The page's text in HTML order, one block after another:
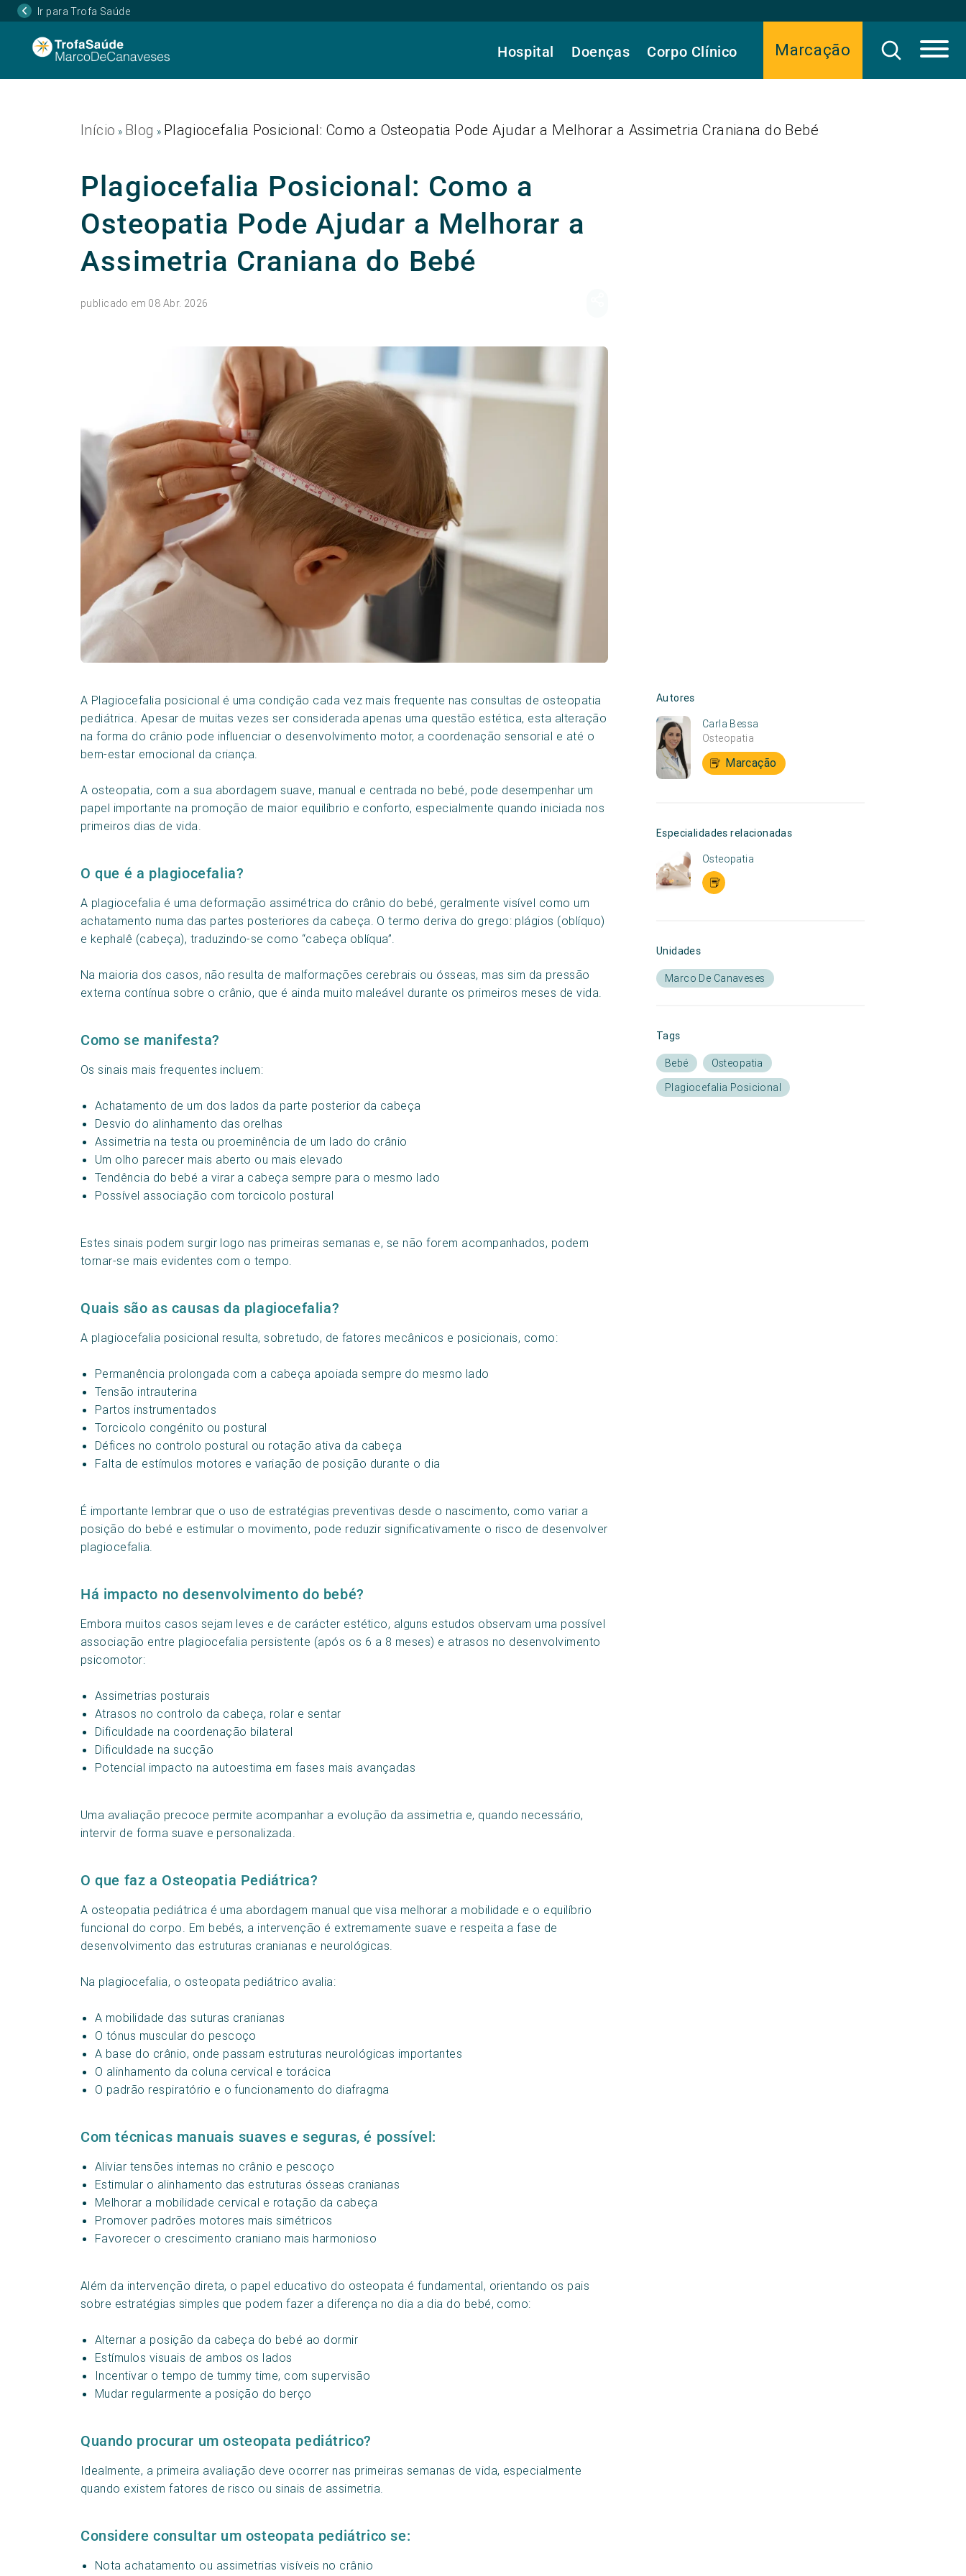
Ir para Trofa Saúde
Marcação
Hospital Doenças Corpo Clínico
Início » Blog » Plagiocefalia Posicional: Como a Osteopatia Pode Ajudar a Melhorar a Assimetria Craniana do Bebé
Plagiocefalia Posicional: Como a
Osteopatia Pode Ajudar a Melhorar a
Assimetria Craniana do Bebé
publicado em 08 Abr. 2026
A Plagiocefalia posicional é uma condição cada vez mais frequente nas consultas de osteopatia
pediátrica. Apesar de muitas vezes ser considerada apenas uma questão estética, esta alteração
na forma do crânio pode influenciar o desenvolvimento motor, a coordenação sensorial e até o
bem-estar emocional da criança.
A osteopatia, com a sua abordagem suave, manual e centrada no bebé, pode desempenhar um
papel importante na promoção de maior equilíbrio e conforto, especialmente quando iniciada nos
primeiros dias de vida.
O que é a plagiocefalia?
A plagiocefalia é uma deformação assimétrica do crânio do bebé, geralmente visível como um
achatamento numa das partes posteriores da cabeça. O termo deriva do grego: plágios (oblíquo)
e kephalê (cabeça), traduzindo-se como “cabeça oblíqua”.
Na maioria dos casos, não resulta de malformações cerebrais ou ósseas, mas sim da pressão
externa contínua sobre o crânio, que é ainda muito maleável durante os primeiros meses de vida.
Como se manifesta?
Os sinais mais frequentes incluem:
Achatamento de um dos lados da parte posterior da cabeça
Desvio do alinhamento das orelhas
Assimetria na testa ou proeminência de um lado do crânio
Um olho parecer mais aberto ou mais elevado
Tendência do bebé a virar a cabeça sempre para o mesmo lado
Possível associação com torcicolo postural
Estes sinais podem surgir logo nas primeiras semanas e, se não forem acompanhados, podem
tornar-se mais evidentes com o tempo.
Quais são as causas da plagiocefalia?
A plagiocefalia posicional resulta, sobretudo, de fatores mecânicos e posicionais, como:
Permanência prolongada com a cabeça apoiada sempre do mesmo lado
Tensão intrauterina
Partos instrumentados
Torcicolo congénito ou postural
Défices no controlo postural ou rotação ativa da cabeça
Falta de estímulos motores e variação de posição durante o dia
É importante lembrar que o uso de estratégias preventivas desde o nascimento, como variar a
posição do bebé e estimular o movimento, pode reduzir significativamente o risco de desenvolver
plagiocefalia.
Há impacto no desenvolvimento do bebé?
Embora muitos casos sejam leves e de carácter estético, alguns estudos observam uma possível
associação entre plagiocefalia persistente (após os 6 a 8 meses) e atrasos no desenvolvimento
psicomotor:
Assimetrias posturais
Atrasos no controlo da cabeça, rolar e sentar
Dificuldade na coordenação bilateral
Dificuldade na sucção
Potencial impacto na autoestima em fases mais avançadas
Uma avaliação precoce permite acompanhar a evolução da assimetria e, quando necessário,
intervir de forma suave e personalizada.
O que faz a Osteopatia Pediátrica?
A osteopatia pediátrica é uma abordagem manual que visa melhorar a mobilidade e o equilíbrio
funcional do corpo. Em bebés, a intervenção é extremamente suave e respeita a fase de
desenvolvimento das estruturas cranianas e neurológicas.
Na plagiocefalia, o osteopata pediátrico avalia:
A mobilidade das suturas cranianas
O tónus muscular do pescoço
A base do crânio, onde passam estruturas neurológicas importantes
O alinhamento da coluna cervical e torácica
O padrão respiratório e o funcionamento do diafragma
Com técnicas manuais suaves e seguras, é possível:
Aliviar tensões internas no crânio e pescoço
Estimular o alinhamento das estruturas ósseas cranianas
Melhorar a mobilidade cervical e rotação da cabeça
Promover padrões motores mais simétricos
Favorecer o crescimento craniano mais harmonioso
Além da intervenção direta, o papel educativo do osteopata é fundamental, orientando os pais
sobre estratégias simples que podem fazer a diferença no dia a dia do bebé, como:
Alternar a posição da cabeça do bebé ao dormir
Estímulos visuais de ambos os lados
Incentivar o tempo de tummy time, com supervisão
Mudar regularmente a posição do berço
Quando procurar um osteopata pediátrico?
Idealmente, a primeira avaliação deve ocorrer nas primeiras semanas de vida, especialmente
quando existem fatores de risco ou sinais de assimetria.
Considere consultar um osteopata pediátrico se:
Nota achatamento ou assimetrias visíveis no crânio
Autores
Carla Bessa
Osteopatia
Marcação
Especialidades relacionadas
Osteopatia
Unidades
Marco De Canaveses
Tags
Bebé
Osteopatia
Plagiocefalia Posicional